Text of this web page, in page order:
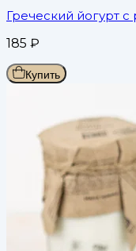
Греческий йогурт
185 ₽
Купить